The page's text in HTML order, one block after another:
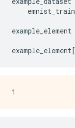
emnist_train
example_element
example_element[